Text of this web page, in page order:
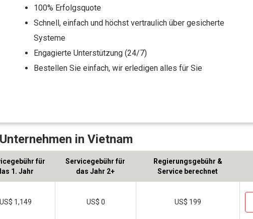
100% Erfolgsquote
Schnell, einfach und höchst vertraulich über gesicherte
Systeme
Engagierte Unterstützung (24/7)
Bestellen Sie einfach, wir erledigen alles für Sie
in Vietnam
für
1. Jahr
Servicegebühr für
das Jahr 2+
Regierungsgebühr &
Service berechnet
US$ 1,149 US$ 0 US$ 199